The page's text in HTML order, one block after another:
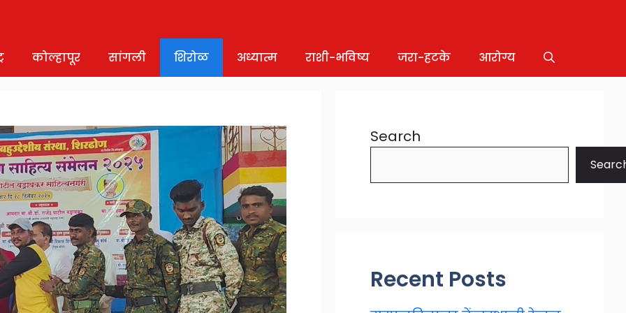
कोल्हापूर सांगली शिरोळ अध्यात्म राशी-भविष्य जरा-हटके आरोग्य
Search
Recent Posts